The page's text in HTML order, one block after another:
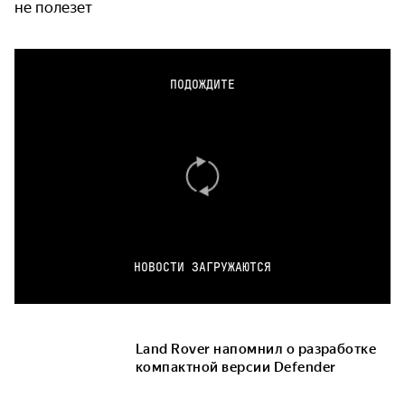
не полезет
ПОДОЖДИТЕ
НОВОСТИ ЗАГРУЖАЮТСЯ
Land Rover напомнил о разработке
компактной версии Defender